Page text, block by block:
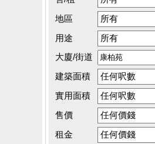
地區
用途
大廈/街道
建築面積
實用面積
售價
租金